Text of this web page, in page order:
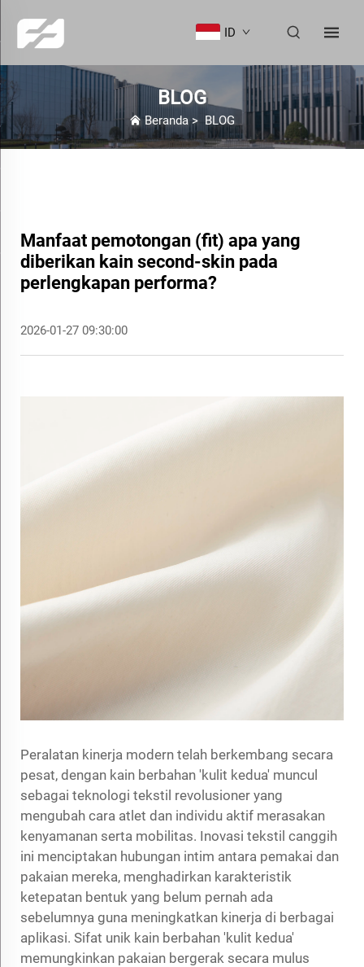
ID
BLOG
Beranda > BLOG
Manfaat pemotongan (fit) apa yang
diberikan kain second-skin pada
perlengkapan performa?
2026-01-27 09:30:00
Peralatan kinerja modern telah berkembang secara
pesat, dengan kain berbahan 'kulit kedua' muncul
sebagai teknologi tekstil revolusioner yang
mengubah cara atlet dan individu aktif merasakan
kenyamanan serta mobilitas. Inovasi tekstil canggih
ini menciptakan hubungan intim antara pemakai dan
pakaian mereka, menghadirkan karakteristik
ketepatan bentuk yang belum pernah ada
sebelumnya guna meningkatkan kinerja di berbagai
aplikasi. Sifat unik kain berbahan 'kulit kedua'
memungkinkan pakaian bergerak secara mulus